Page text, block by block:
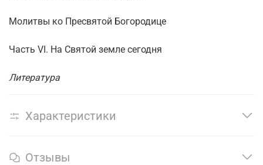
Молитвы ко Пресвятой Богородице
Часть VI. На Святой земле сегодня
Литература
Характеристики
Отзывы